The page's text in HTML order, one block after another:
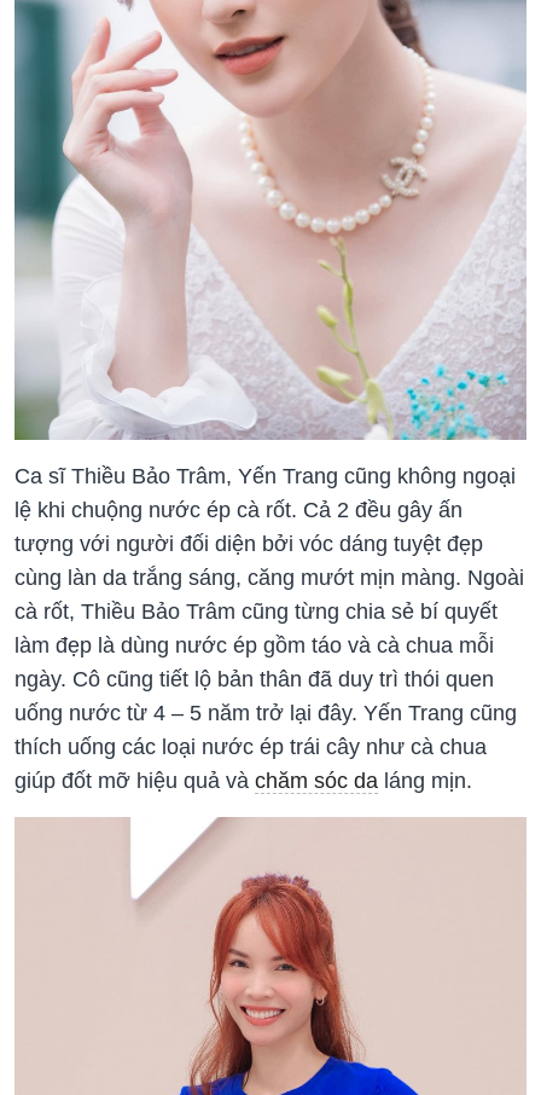
Ca sĩ Thiều Bảo Trâm, Yến Trang cũng không ngoại
lệ khi chuộng nước ép cà rốt. Cả 2 đều gây ấn
tượng với người đối diện bởi vóc dáng tuyệt đẹp
cùng làn da trắng sáng, căng mướt mịn màng. Ngoài
cà rốt, Thiều Bảo Trâm cũng từng chia sẻ bí quyết
làm đẹp là dùng nước ép gồm táo và cà chua mỗi
ngày. Cô cũng tiết lộ bản thân đã duy trì thói quen
uống nước từ 4 – 5 năm trở lại đây. Yến Trang cũng
thích uống các loại nước ép trái cây như cà chua
giúp đốt mỡ hiệu quả và chăm sóc da láng mịn.